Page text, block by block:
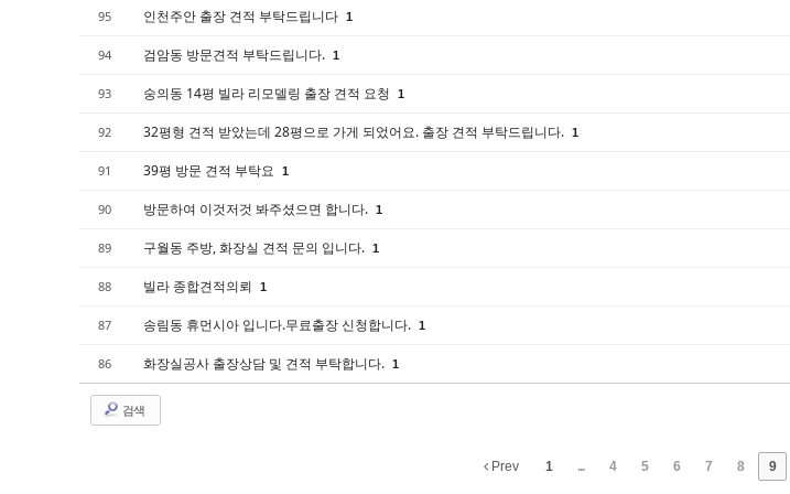
95 인천주안 출장 견적 부탁드립니다 1
94 검암동 방문견적 부탁드립니다. 1
93 숭의동 14평 빌라 리모델링 출장 견적 요청 1
92 32평형 견적 받았는데 28평으로 가게 되었어요. 출장 견적 부탁드립니다. 1
91 39평 방문 견적 부탁요 1
90 방문하여 이것저것 봐주셨으면 합니다. 1
89 구월동 주방, 화장실 견적 문의 입니다. 1
88 빌라 종합견적의뢰 1
87 송림동 휴먼시아 입니다.무료출장 신청합니다. 1
86 화장실공사 출장상담 및 견적 부탁합니다. 1
검색
Prev 1 ... 4 5 6 7 8 9